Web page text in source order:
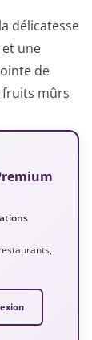
délicatesse
une
de
fruits mûrs